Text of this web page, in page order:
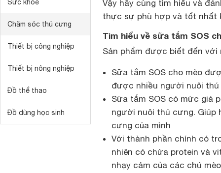
Sức khoẻ
Chăm sóc thú cưng
Thiết bị công nghiệp
Thiết bị nông nghiệp
Đồ thể thao
Đồ dùng học sinh
Vậy hãy cùng tìm hiểu và
thực sự phù hợp và tốt nhất
Tìm hiểu về sữa tắm SOS
Sản phẩm được biết đến
Sữa tắm SOS cho mèo
được nhiều người nuôi
Sữa tắm SOS có mức giá
người nuôi thú cưng. Giúp
cưng của mình
Với thành phần chính có
nhiên có chứa protein và
nhạy cảm của các chú